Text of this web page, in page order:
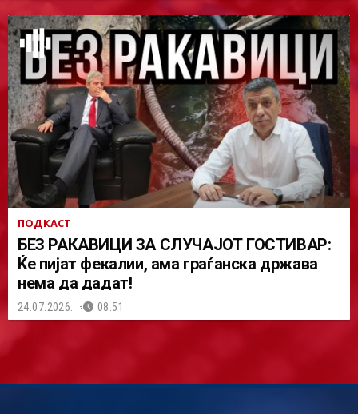
ПОДКАСТ
БЕЗ РАКАВИЦИ ЗА СЛУЧАЈОТ ГОСТИВАР:
Ќе пијат фекалии, ама граѓанска држава
нема да дадат!
24.07.2026. 08:51